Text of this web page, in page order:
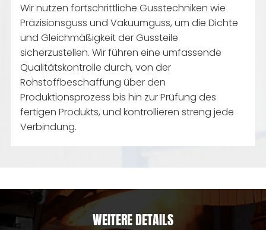
Wir nutzen fortschrittliche Gusstechniken wie
Präzisionsguss und Vakuumguss, um die Dichte
und Gleichmäßigkeit der Gussteile
sicherzustellen. Wir führen eine umfassende
Qualitätskontrolle durch, von der
Rohstoffbeschaffung über den
Produktionsprozess bis hin zur Prüfung des
fertigen Produkts, und kontrollieren streng jede
Verbindung.
WEITERE DETAILS